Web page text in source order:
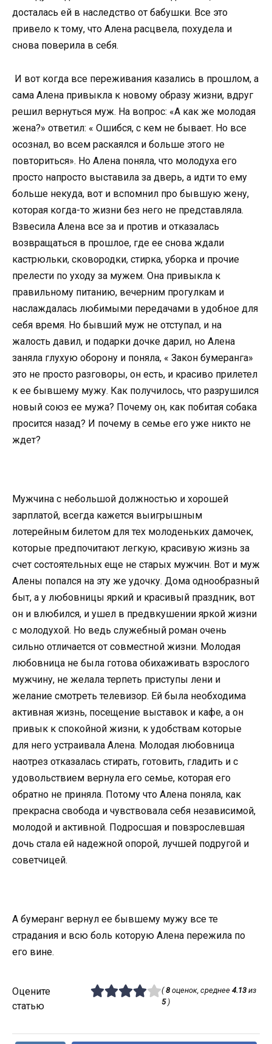
досталась ей в наследство от бабушки. Все это
привело к тому, что Алена расцвела, похудела и
снова поверила в себя.
И вот когда все переживания казались в прошлом, а
сама Алена привыкла к новому образу жизни, вдруг
решил вернуться муж. На вопрос: «А как же молодая
жена?» ответил: « Ошибся, с кем не бывает. Но все
осознал, во всем раскаялся и больше этого не
повториться». Но Алена поняла, что молодуха его
просто напросто выставила за дверь, а идти то ему
больше некуда, вот и вспомнил про бывшую жену,
которая когда-то жизни без него не представляла.
Взвесила Алена все за и против и отказалась
возвращаться в прошлое, где ее снова ждали
кастрюльки, сковородки, стирка, уборка и прочие
прелести по уходу за мужем. Она привыкла к
правильному питанию, вечерним прогулкам и
наслаждалась любимыми передачами в удобное для
себя время. Но бывший муж не отступал, и на
жалость давил, и подарки дочке дарил, но Алена
заняла глухую оборону и поняла, « Закон бумеранга»
это не просто разговоры, он есть, и красиво прилетел
к ее бывшему мужу. Как получилось, что разрушился
новый союз ее мужа? Почему он, как побитая собака
просится назад? И почему в семье его уже никто не
ждет?
Мужчина с небольшой должностью и хорошей
зарплатой, всегда кажется выигрышным
лотерейным билетом для тех молоденьких дамочек,
которые предпочитают легкую, красивую жизнь за
счет состоятельных еще не старых мужчин. Вот и муж
Алены попался на эту же удочку. Дома однообразный
быт, а у любовницы яркий и красивый праздник, вот
он и влюбился, и ушел в предвкушении яркой жизни
с молодухой. Но ведь служебный роман очень
сильно отличается от совместной жизни. Молодая
любовница не была готова обихаживать взрослого
мужчину, не желала терпеть приступы лени и
желание смотреть телевизор. Ей была необходима
активная жизнь, посещение выставок и кафе, а он
привык к спокойной жизни, к удобствам которые
для него устраивала Алена. Молодая любовница
наотрез отказалась стирать, готовить, гладить и с
удовольствием вернула его семье, которая его
обратно не приняла. Потому что Алена поняла, как
прекрасна свобода и чувствовала себя независимой,
молодой и активной. Подросшая и повзрослевшая
дочь стала ей надежной опорой, лучшей подругой и
советчицей.
А бумеранг вернул ее бывшему мужу все те
страдания и всю боль которую Алена пережила по
его вине.
Оцените
статью
(8оценок, среднее 4.13из
5)